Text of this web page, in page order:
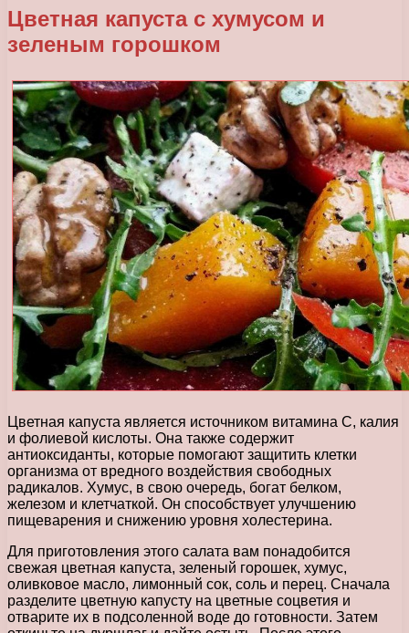
Цветная капуста с хумусом и
зеленым горошком
Цветная капуста является источником витамина C, калия
и фолиевой кислоты. Она также содержит
антиоксиданты, которые помогают защитить клетки
организма от вредного воздействия свободных
радикалов. Хумус, в свою очередь, богат белком,
железом и клетчаткой. Он способствует улучшению
пищеварения и снижению уровня холестерина.
Для приготовления этого салата вам понадобится
свежая цветная капуста, зеленый горошек, хумус,
оливковое масло, лимонный сок, соль и перец. Сначала
разделите цветную капусту на цветные соцветия и
отварите их в подсоленной воде до готовности. Затем